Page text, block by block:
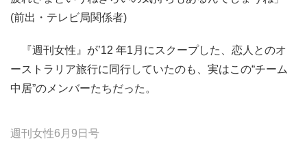
(前出・テレビ局関係者)
『週刊女性』が’12 年1月にスクープした、恋人とのオ
ーストラリア旅行に同行していたのも、実はこの“チーム
中居”のメンバーたちだった。
週刊女性6月9日号